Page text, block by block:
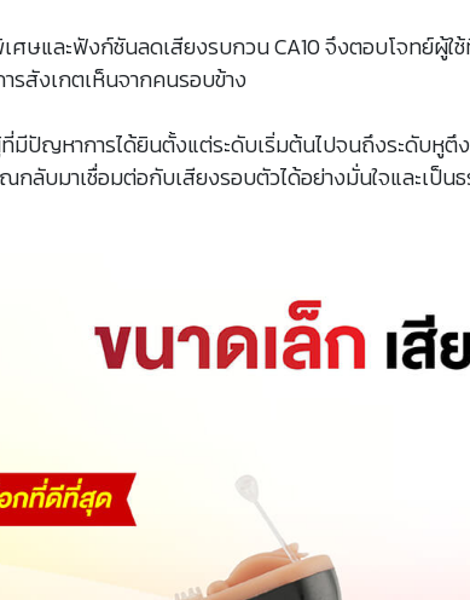
ศษและฟังก์ชันลดเสียงรบกวน CA10 จึงตอบโจทย์ผู้
รสังเกตเห็นจากคนรอบข้าง
ที่มีปัญหาการได้ยินตั้งแต่ระดับเริ่มต้นไปจนถึงระดับหูตึ
กลับมาเชื่อมต่อกับเสียงรอบตัวได้อย่างมั่นใจและเป็น